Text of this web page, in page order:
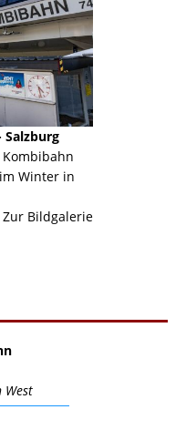
Salzburg
Winter in
Zur Bildgalerie
West